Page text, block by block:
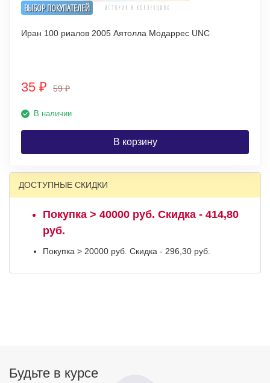
ВЫБОР ПОКУПАТЕЛЕЙ
Иран 100 риалов 2005 Аятолла Модаррес UNC
35 ₽ 59₽
В наличии
В корзину
ДОСТУПНЫЕ СКИДКИ
Покупка > 40000 руб. Скидка - 414,80
руб.
Покупка > 20000 руб. Скидка - 296,30 руб.
Будьте в курсе